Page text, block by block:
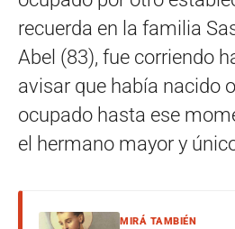
recuerda en la familia
Abel (83), fue corriendo
avisar que había nacido
ocupado hasta ese
el hermano mayor y
MIRÁ TAMBIÉN